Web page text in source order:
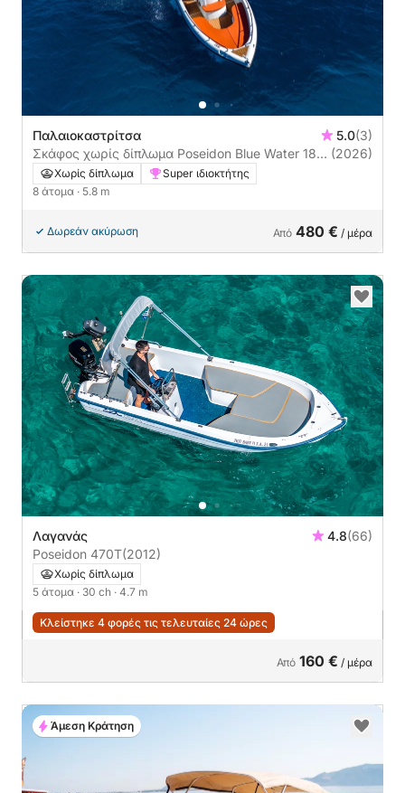
Παλαιοκαστρίτσα 5.0(3)
Σκάφος χωρίς δίπλωμα Poseidon Blue Water 185
Poseidon
(2026)
Χωρίς δίπλωμα
Super ιδιοκτήτης
8 άτομα · 5.8 m
Δωρεάν ακύρωση Από 480 € / μέρα
Λαγανάς 4.8(66)
Poseidon 470T(2012)
Χωρίς δίπλωμα
5 άτομα · 30 ch · 4.7 m
Κλείστηκε 4 φορές τις τελευταίες 24 ώρες
Από 160 € / μέρα
Άμεση Κράτηση